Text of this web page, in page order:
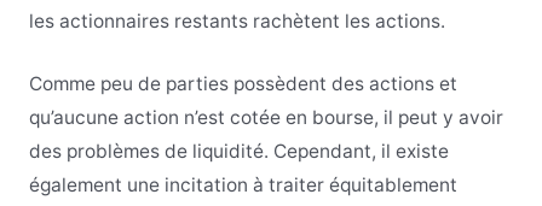
les actionnaires restants rachètent les actions.
Comme peu de parties possèdent des actions et
qu’aucune action n’est cotée en bourse, il peut y avoir
des problèmes de liquidité. Cependant, il existe
également une incitation à traiter équitablement